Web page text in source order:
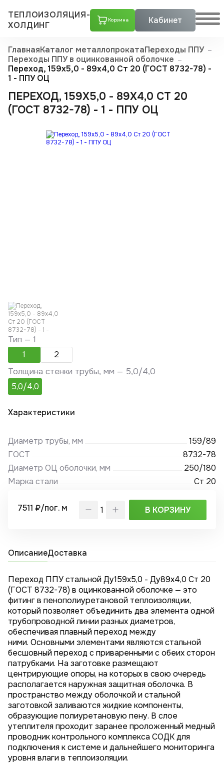
ТЕПЛОИЗОЛЯЦИЯ-
ХОЛДИНГ
Корзина Кабинет
ГлавнаяКаталог металлопрокатаПереходы ППУ
Переходы ППУ в оцинкованной оболочке
Переход, 159х5,0 - 89x4,0 Ст 20 (ГОСТ 8732-78) -
1 - ППУ ОЦ
ПЕРЕХОД, 159Х5,0 - 89X4,0 СТ 20
(ГОСТ 8732-78) - 1 - ППУ ОЦ
Тип —1
1
2
Толщина стенки трубы, мм — 5,0/4,0
5,0/4,0
Характеристики
Диаметр трубы, мм
159/89
ГОСТ
8732-78
Диаметр ОЦ оболочки, мм
250/180
Марка стали
Ст 20
7511 ₽/пог. м В КОРЗИНУ
ОписаниеДоставка
Переход ППУ стальной Ду159х5,0 - Ду89x4,0 Ст 20
(ГОСТ 8732-78) в оцинкованной оболочке — это
фитинг в пенополиуретановой теплоизоляции,
который позволяет объединить два элемента одной
трубопроводной линии разных диаметров,
обеспечивая плавный переход между
ними. Основными элементами являются стальной
бесшовный переход с приваренными с обеих сторон
патрубками. На заготовке размещают
центрирующие опоры, на которых в свою очередь
располагается наружная защитная оболочка. В
пространство между оболочкой и стальной
заготовкой заливаются жидкие компоненты,
образующие полиуретановую пену. В слое
утеплителя проходит заранее проложенный медный
проводник контрольного комплекса СОДК для
подключения к системе и дальнейшего мониторинга
уровня влаги в теплоизоляции.